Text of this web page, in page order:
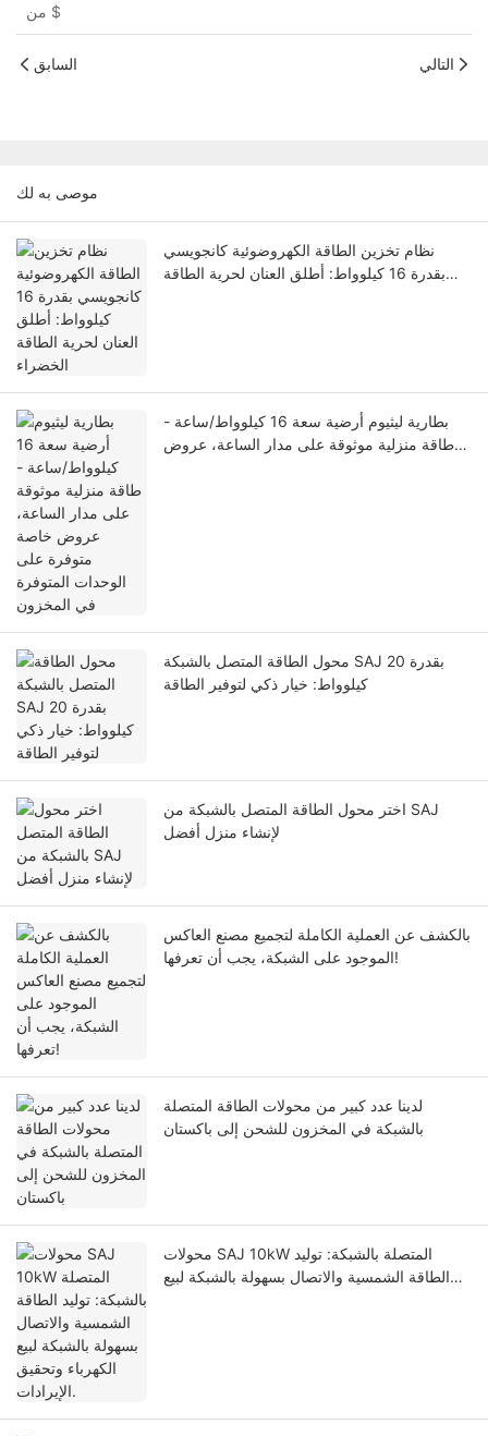
$
السابق التالي
موصى به لك
نظام تخزين الطاقة الكهروضوئية كانجويسي
بقدرة 16 كيلوواط: أطلق العنان لحرية الطاقة
بطارية ليثيوم أرضية سعة 16 كيلوواط/ساعة -
طاقة منزلية موثوقة على مدار الساعة، عروض
محول الطاقة المتصل بالشبكة SAJ بقدرة 20
كيلوواط: خيار ذكي لتوفير الطاقة
اختر محول الطاقة المتصل بالشبكة من SAJ
لإنشاء منزل أفضل
بالكشف عن العملية الكاملة لتجميع مصنع العاكس
الموجود على الشبكة، يجب أن تعرفها!
لدينا عدد كبير من محولات الطاقة المتصلة
بالشبكة في المخزون للشحن إلى باكستان
محولات SAJ 10kW المتصلة بالشبكة: توليد
الطاقة الشمسية والاتصال بسهولة بالشبكة لبيع